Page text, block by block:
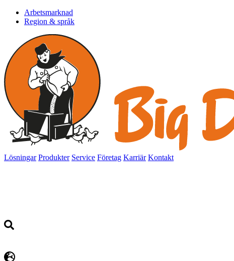
Arbetsmarknad
Region & språk
Lösningar Produkter Service Företag Karriär Kontakt